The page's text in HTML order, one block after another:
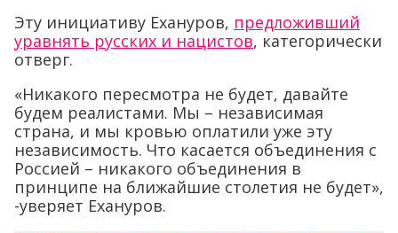
Эту инициативу Ехануров, предложивший
уравнять русских и нацистов, категорически
отверг.
«Никакого пересмотра не будет, давайте
будем реалистами. Мы – независимая
страна, и мы кровью оплатили уже эту
независимость. Что касается объединения с
Россией – никакого объединения в
принципе на ближайшие столетия не будет»,
-уверяет Ехануров.